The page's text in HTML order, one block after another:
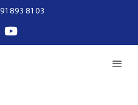
91 893 81 03